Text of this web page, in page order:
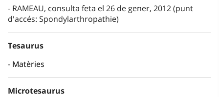
RAMEAU, consulta feta el 26 de gener, 2012 (punt
d'accés: Spondylarthropathie)
Tesaurus
Matèries
Microtesaurus